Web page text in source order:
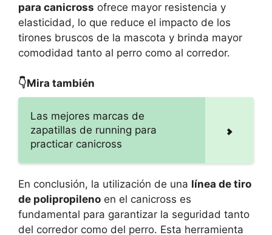
para canicross ofrece mayor resistencia y
elasticidad, lo que reduce el impacto de los
tirones bruscos de la mascota y brinda mayor
comodidad tanto al perro como al corredor.
👇Mira también
Las mejores marcas de
zapatillas de running para
practicar canicross
En conclusión, la utilización de una línea de tiro
de polipropileno en el canicross es
fundamental para garantizar la seguridad tanto
del corredor como del perro. Esta herramienta